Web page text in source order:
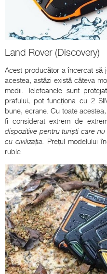
Land Rover (Discovery)
Acest producător a încercat să
acestea, astăzi există câteva
medii. Telefoanele sunt
prafului, pot funcționa cu 2
bune, ecrane. Cu toate
fi considerat extrem de
dispozitive pentru turiști care
cu civilizația. Prețul modelului
ruble.